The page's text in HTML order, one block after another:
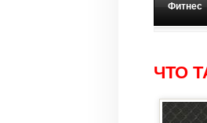
Фитнес
ЧТО